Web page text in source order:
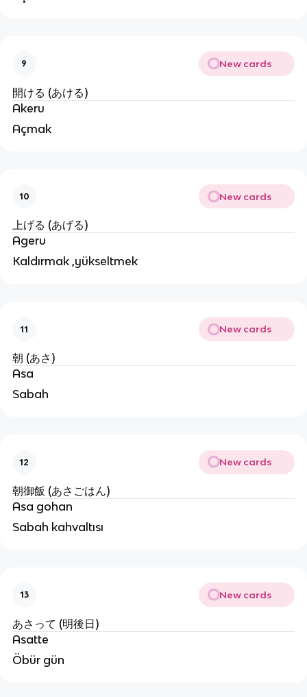
9 New cards
開ける (あける)
Akeru
Açmak
10 New cards
上げる (あげる)
Ageru
Kaldırmak ,yükseltmek
11 New cards
朝 (あさ)
Asa
Sabah
12 New cards
朝御飯 (あさごはん)
Asa gohan
Sabah kahvaltısı
13 New cards
あさって (明後日)
Asatte
Öbür gün